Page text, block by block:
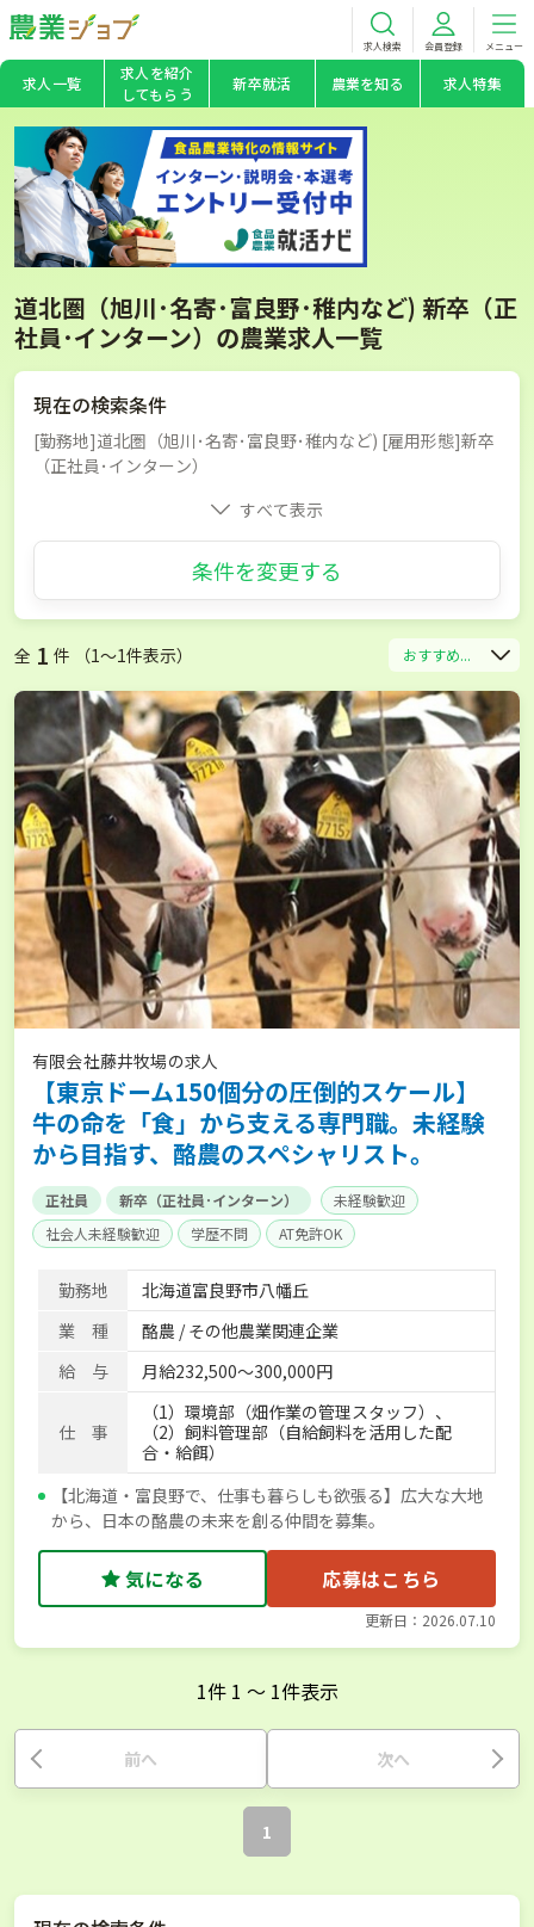
求人検索 会員登録 メニュー
求人一覧
求人を紹介
してもらう
新卒就活 農業を知る 求人特集
道北圏（旭川･名寄･富良野･稚内など) 新卒（正
社員･インターン）の農業求人一覧
現在の検索条件
[勤務地]道北圏（旭川･名寄･富良野･稚内など) [雇用形態]新卒
（正社員･インターン）
すべて表示
条件を変更する
全 1 件 （1〜1件表示） おすすめ...
有限会社藤井牧場の求人
【東京ドーム150個分の圧倒的スケール】
牛の命を「食」から支える専門職。未経験
から目指す、酪農のスペシャリスト。
正社員 新卒（正社員･インターン）
未経験歓迎
社会人未経験歓迎
学歴不問
AT免許OK
家賃補助制度あり
食事補助あり
賞与実績あり
経験者優遇
産休･育休取得実績あり
勤務地
北海道富良野市八幡丘
業 種
酪農 / その他農業関連企業
給 与
月給232,500～300,000円
仕 事
（1）環境部（畑作業の管理スタッフ）、
（2）飼料管理部（自給飼料を活用した配
合・給餌）
【北海道・富良野で、仕事も暮らしも欲張る】広大な大地
から、日本の酪農の未来を創る仲間を募集。
気になる 応募はこちら
更新日：2026.07.10
1件 1 〜 1件表示
前へ 次へ
1